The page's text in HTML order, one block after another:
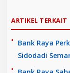
ARTIKEL TERKAIT
Bank Raya
Sidodadi